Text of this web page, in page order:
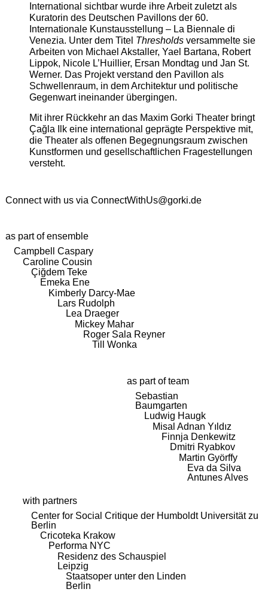
International sichtbar wurde ihre Arbeit zuletzt als
Kuratorin des Deutschen Pavillons der 60.
Internationale Kunstausstellung – La Biennale di
Venezia. Unter dem Titel Thresholdsversammelte sie
Arbeiten von Michael Akstaller, Yael Bartana, Robert
Lippok, Nicole L’Huillier, Ersan Mondtag und Jan St.
Werner. Das Projekt verstand den Pavillon als
Schwellenraum, in dem Architektur und politische
Gegenwart ineinander übergingen.
Mit ihrer Rückkehr an das Maxim Gorki Theater bringt
Çağla Ilk eine international geprägte Perspektive mit,
die Theater als offenen Begegnungsraum zwischen
Kunstformen und gesellschaftlichen Fragestellungen
versteht.
Connect with us via ConnectWithUs@gorki.de
as part of ensemble
Campbell Caspary
Caroline Cousin
Çiğdem Teke
Emeka Ene
Kimberly Darcy-Mae
Lars Rudolph
Lea Draeger
Mickey Mahar
Roger Sala Reyner
Till Wonka
as part of team
Sebastian
Baumgarten
Ludwig Haugk
Misal Adnan Yıldız
Finnja Denkewitz
Dmitri Ryabkov
Martin Györffy
Eva da Silva
Antunes Alves
with partners
Center for Social Critique der Humboldt Universität zu
Berlin
Cricoteka Krakow
Performa NYC
Residenz des Schauspiel
Leipzig
Staatsoper unter den Linden
Berlin